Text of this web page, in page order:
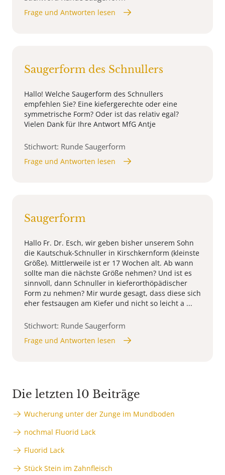
Frage und Antworten lesen
Saugerform des Schnullers
Hallo! Welche Saugerform des Schnullers
empfehlen Sie? Eine kiefergerechte oder eine
symmetrische Form? Oder ist das relativ egal?
Vielen Dank für Ihre Antwort MfG Antje
Stichwort: Runde Saugerform
Frage und Antworten lesen
Saugerform
Hallo Fr. Dr. Esch, wir geben bisher unserem Sohn
die Kautschuk-Schnuller in Kirschkernform (kleinste
Größe). Mittlerweile ist er 17 Wochen alt. Ab wann
sollte man die nächste Größe nehmen? Und ist es
sinnvoll, dann Schnuller in kieferorthöpädischer
Form zu nehmen? Mir wurde gesagt, dass diese sich
eher festsaugen am Kiefer und nicht so leicht a ...
Stichwort: Runde Saugerform
Frage und Antworten lesen
Die letzten 10 Beiträge
Wucherung unter der Zunge im Mundboden
nochmal Fluorid Lack
Fluorid Lack
Stück Stein im Zahnfleisch